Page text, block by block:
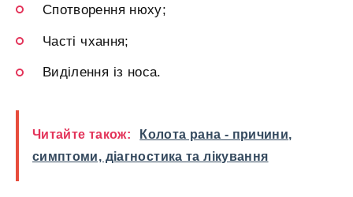
Спотворення нюху;
Часті чхання;
Виділення із носа.
Читайте також:
Колота рана - причини,
симптоми, діагностика та лікування